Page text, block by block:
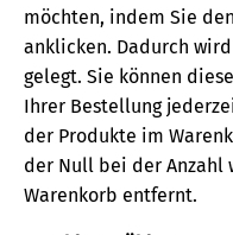
möchten, indem Sie
anklicken. Dadurch
gelegt. Sie können
Ihrer Bestellung
der Produkte im
der Null bei der Anzahl
Warenkorb entfernt.